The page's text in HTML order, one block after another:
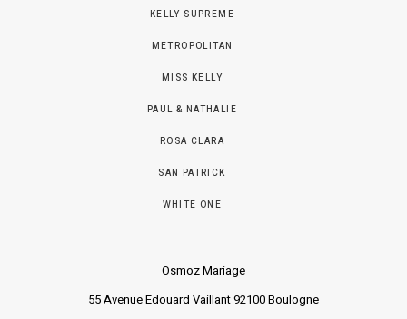
KELLY SUPREME
METROPOLITAN
MISS KELLY
PAUL & NATHALIE
ROSA CLARA
SAN PATRICK
WHITE ONE
Osmoz Mariage
55 Avenue Edouard Vaillant 92100 Boulogne